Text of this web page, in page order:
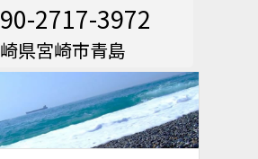
2717-3972
県宮崎市青島